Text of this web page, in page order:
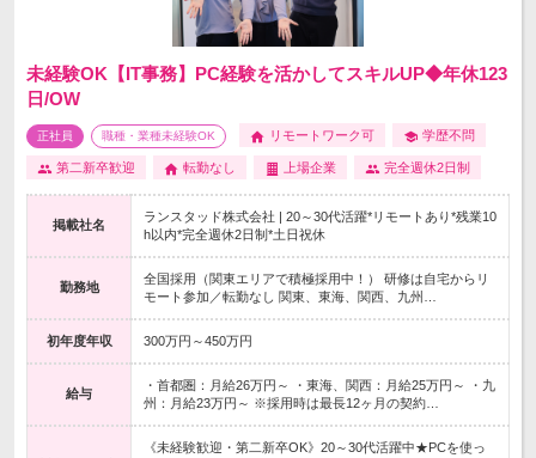
未経験OK【IT事務】PC経験を活かしてスキルUP◆年休123
日/OW
正社員 職種・業種未経験OK リモートワーク可 学歴不問
第二新卒歓迎 転勤なし 上場企業 完全週休2日制
掲載社名
ランスタッド株式会社 | 20～30代活躍*リモートあり*残業10
h以内*完全週休2日制*土日祝休
勤務地
全国採用（関東エリアで積極採用中！） 研修は自宅からリ
モート参加／転勤なし 関東、東海、関西、九州…
初年度年収 300万円～450万円
給与
・首都圏：月給26万円～ ・東海、関西：月給25万円～ ・九
州：月給23万円～ ※採用時は最長12ヶ月の契約…
《未経験歓迎・第二新卒OK》20～30代活躍中★PCを使っ